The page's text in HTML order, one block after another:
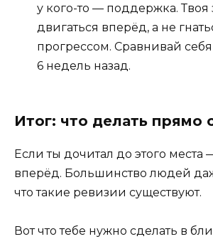
у кого-то — поддержка. Твоя
двигаться вперёд, а не
прогрессом. Сравнивай себя
6 недель назад.
Итог: что делать прямо
Если ты дочитал до этого места
вперёд. Большинство людей
что такие ревизии существуют.
Вот что тебе нужно сделать в